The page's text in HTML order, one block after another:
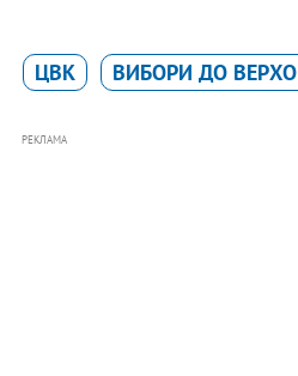
ЦВК ВИБОРИ ДО
РЕКЛАМА